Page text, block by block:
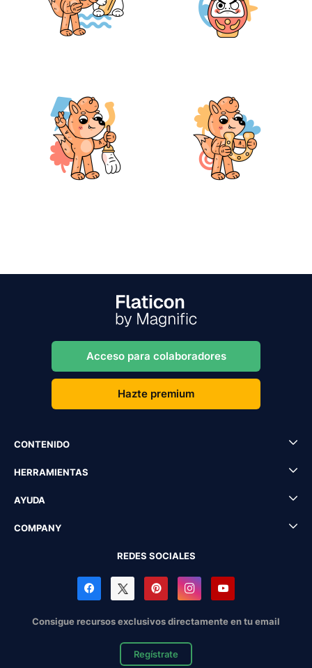
Acceso para colaboradores
Hazte premium
CONTENIDO
HERRAMIENTAS
AYUDA
COMPANY
REDES SOCIALES
Consigue recursos exclusivos directamente en tu email
Regístrate